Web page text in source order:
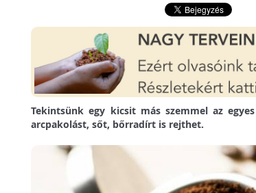
Tekintsünk egy kicsit más szemmel az
arcpakolást, sőt, bőrradírt is rejthet.